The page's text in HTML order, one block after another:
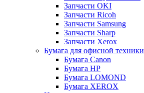
Запчасти OKI
Запчасти Ricoh
Запчасти Samsung
Запчасти Sharp
Запчасти Xerox
Бумага для офисной техники
Бумага Canon
Бумага HP
Бумага LOMOND
Бумага XEROX